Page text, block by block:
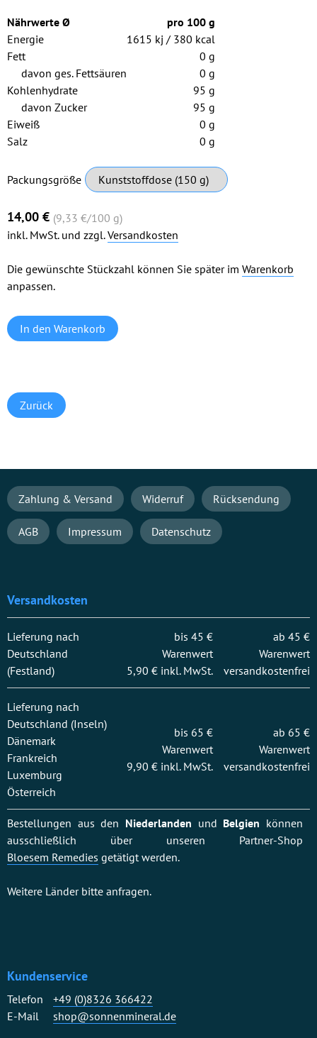
Nährwerte Ø
pro 100 g
Energie
1615 kj / 380 kcal
Fett
0 g
davon ges. Fettsäuren
0 g
Kohlenhydrate
95 g
davon Zucker
95 g
Eiweiß
0 g
Salz
0 g
Pflichtfeld
Packungsgröße
14,00 € (9,33 €/100 g)
inkl. MwSt. und zzgl.Versandkosten
Die gewünschte Stückzahl können Sie später im Warenkorb
anpassen.
Zurück
Navigation
überspringen
Zahlung & Versand Widerruf Rücksendung
AGB Impressum Datenschutz
Versandkosten
Lieferung nach
Deutschland
(Festland)
bis 45 €
Warenwert
5,90 € inkl. MwSt.
ab 45 €
Warenwert
versandkostenfrei
Lieferung nach
Deutschland (Inseln)
Dänemark
Frankreich
Luxemburg
Österreich
bis 65 €
Warenwert
9,90 € inkl. MwSt.
ab 65 €
Warenwert
versandkostenfrei
Bestellungen aus den Niederlanden und Belgien können
ausschließlich über unseren Partner-Shop
Bloesem Remedies getätigt werden.
Weitere Länder bitte anfragen.
Kundenservice
Telefon
+49 (0)8326 366422
E-Mail
shop@sonnenmineral.de